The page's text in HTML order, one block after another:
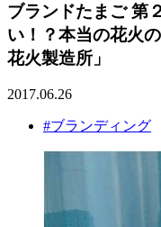
ブランドたまご 第
い！？本当の花火
花火製造所」
2017.06.26
#ブランディング